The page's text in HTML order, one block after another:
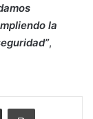
la
,
Enviar vía email Imprimir